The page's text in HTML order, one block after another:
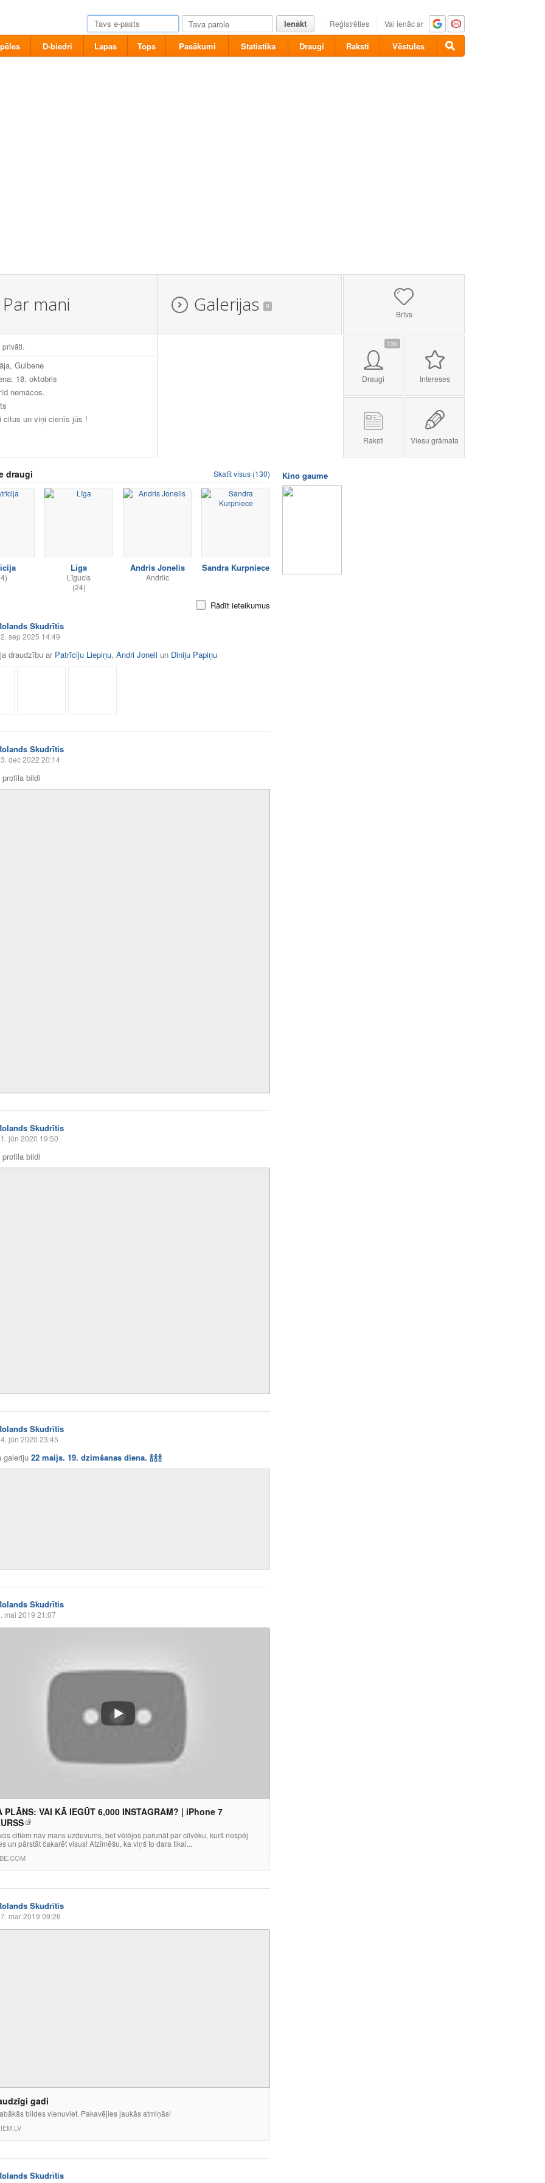
Ienākt Reģistrēties Vai ienāc ar
D-biedri Lapas Tops Pasākumi Statistika Draugi Raksti Vēstules
Par mani Galerijas 8
Brīvs
privāti.
Gulbene
18. oktobris
nemācos.
citus un viņi cienīs jūs !
130
Draugi Intereses
Raksti Viesu grāmata
draugi Skatīt visus (130)
Līga
Līgucis
(24)
Andris Jonelis
Andriic
Sandra Kurpniece
Rādīt ieteikumus
Skudrītis
sep 2025 14:49
draudzību ar Patrīciju Liepiņu, Andri Joneli un Diniju Papiņu
Skudrītis
dec 2022 20:14
bildi
Skudrītis
jūn 2020 19:50
bildi
Skudrītis
jūn 2020 23:45
galeriju 22 maijs. 19. dzimšanas diena. 🍾🍾🍾
Skudrītis
mai 2019 21:07
PLĀNS: VAI KĀ IEGŪT 6,000 INSTAGRAM? | iPhone 7
citiem nav mans uzdevums, bet vēlējos parunāt par cilvēku, kurš nespēj
un pārstāt čakarēt visus! Atzīmēšu, ka viņš to dara tikai...
Skudrītis
mar 2019 09:26
gadi
bildes vienuviet. Pakavējies jaukās atmiņās!
Skudrītis
Kino gaume